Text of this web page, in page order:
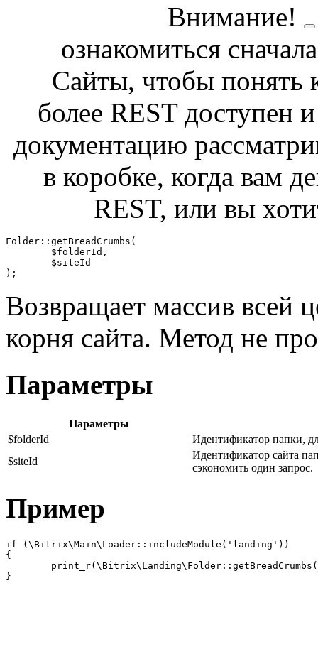
Внимание!
ознакомиться
Сайты, чтобы понять
более REST доступен
документацию
в коробке, когда вам
REST, или вы
Folder::getBreadCrumbs(
);
Возвращает массив всей
корня сайта. Метод не
Параметры
Параметры
$folderId
Идентификатор папки,
$siteId
Идентификатор сайта
сэкономить один запрос.
Пример
if (\Bitrix\Main\Loader::includeModule('landing'))
{
}